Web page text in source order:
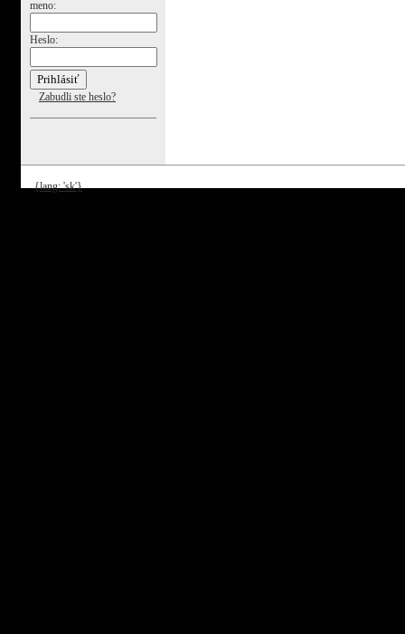
meno:
Heslo:
Zabudli ste heslo?
{lang: 'sk'}